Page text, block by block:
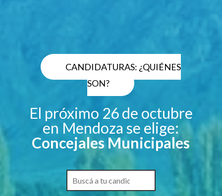
CANDIDATURAS: ¿QUIÉNES
SON?
El próximo 26 de octubre
en Mendoza se elige:
Concejales Municipales